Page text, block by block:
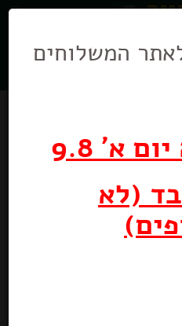
המשלוחים
א' 9.8
(לא